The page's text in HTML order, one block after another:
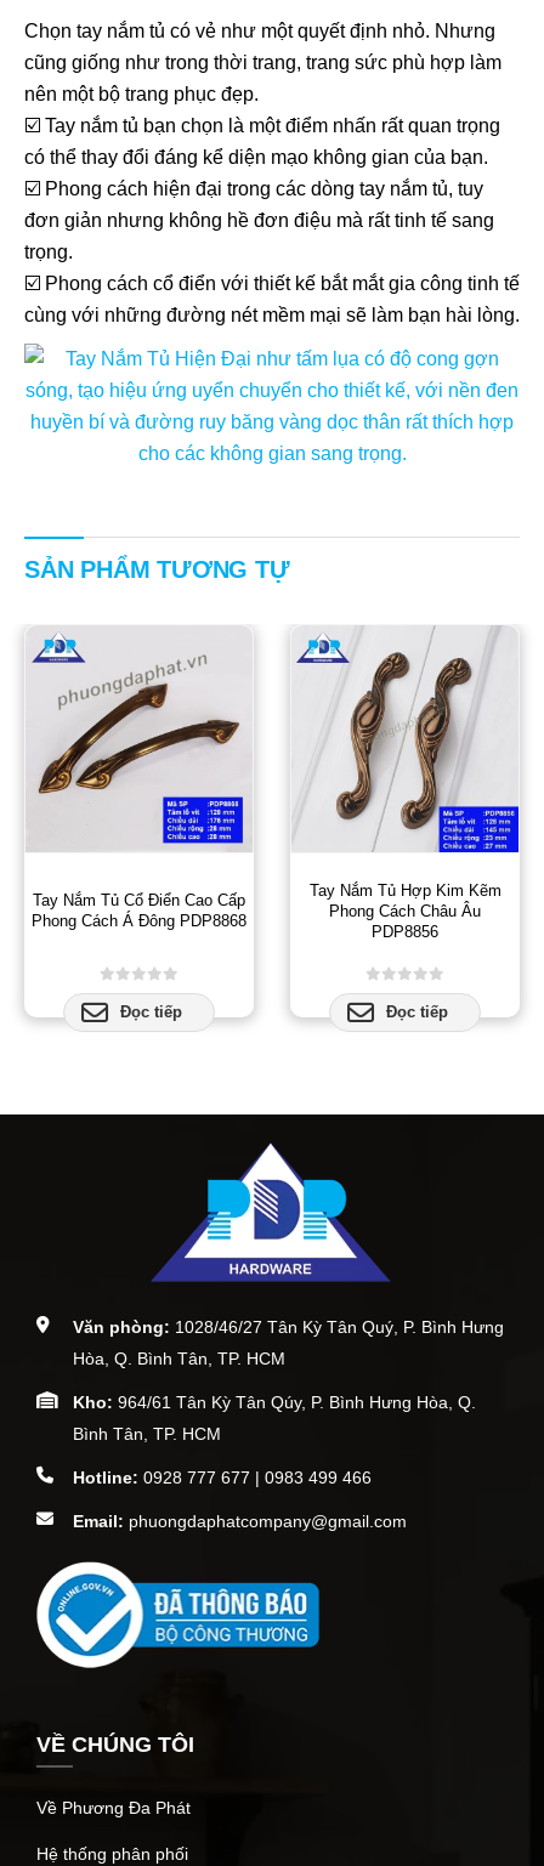
Chọn tay nắm tủ có vẻ như một quyết định nhỏ. Nhưng
cũng giống như trong thời trang, trang sức phù hợp làm
nên một bộ trang phục đẹp.
☑️ Tay nắm tủ bạn chọn là một điểm nhấn rất quan trọng
có thể thay đổi đáng kể diện mạo không gian của bạn.
☑️ Phong cách hiện đại trong các dòng tay nắm tủ, tuy
đơn giản nhưng không hề đơn điệu mà rất tinh tế sang
trọng.
☑️ Phong cách cổ điển với thiết kế bắt mắt gia công tinh tế
cùng với những đường nét mềm mại sẽ làm bạn hài lòng.
SẢN PHẨM TƯƠNG TỰ
Tay Nắm Tủ Cổ Điển Cao Cấp
Phong Cách Á Đông PDP8868
0out of 5
Đọc tiếp
Tay Nắm Tủ Hợp Kim Kẽm
Phong Cách Châu Âu
PDP8856
0out of 5
Đọc tiếp
Văn phòng: 1028/46/27 Tân Kỳ Tân Quý, P. Bình Hưng
Hòa, Q. Bình Tân, TP. HCM
Kho: 964/61 Tân Kỳ Tân Qúy, P. Bình Hưng Hòa, Q.
Bình Tân, TP. HCM
Hotline: 0928 777 677 | 0983 499 466
Email: phuongdaphatcompany@gmail.com
VỀ CHÚNG TÔI
Về Phương Đa Phát
Hệ thống phân phối